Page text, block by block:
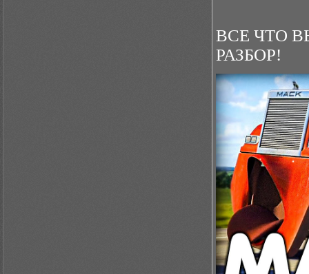
ВСЕ ЧТО
РАЗБОР!